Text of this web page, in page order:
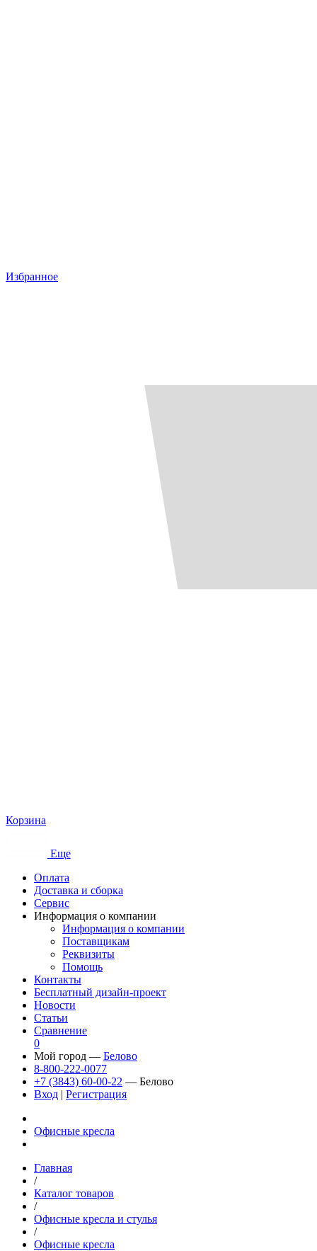
Избранное
Корзина
Еще
Оплата
Доставка и сборка
Сервис
Информация о компании
Информация о компании
Поставщикам
Реквизиты
Помощь
Контакты
Бесплатный дизайн-проект
Новости
Статьи
Сравнение
0
Мой город — Белово
8-800-222-0077
+7 (3843) 60-00-22 — Белово
Вход | Регистрация
Офисные кресла
Главная
/
Каталог товаров
/
Офисные кресла и стулья
/
Офисные кресла